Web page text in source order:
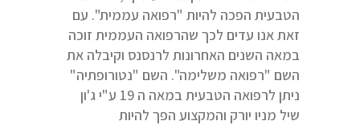
הטבעית הפכה להיות "רפואה עממית". עם
זאת אנו עדים לכך שהרפואה העממית זוכה
במאה השנים האחרונות לרנסנס וקיבלה את
השם "רפואה משלימה". השם "נטורופתיה"
ניתן לרפואה הטבעית במאה ה 19 ע"י ג'ון
שיל מניו יורק והמקצוע הפך להיות